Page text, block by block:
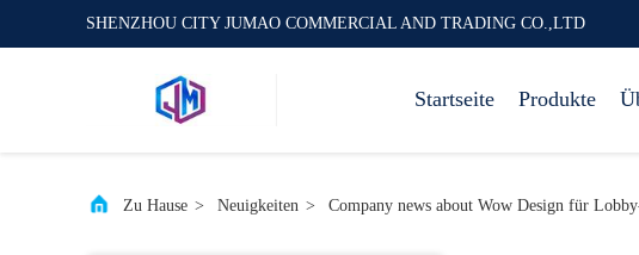
SHENZHOU CITY JUMAO COMMERCIAL AND TRADING CO.,LTD
Startseite Produkte
Zu Hause > Neuigkeiten > Company news about Wow Design für